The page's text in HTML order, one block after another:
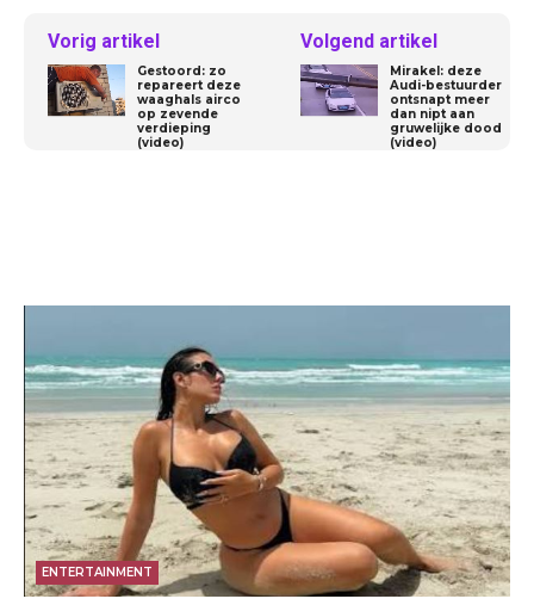
Vorig artikel
Gestoord: zo
repareert deze
waaghals airco
op zevende
verdieping
(video)
Volgend artikel
Mirakel: deze
Audi-bestuurder
ontsnapt meer
dan nipt aan
gruwelijke dood
(video)
ENTERTAINMENT